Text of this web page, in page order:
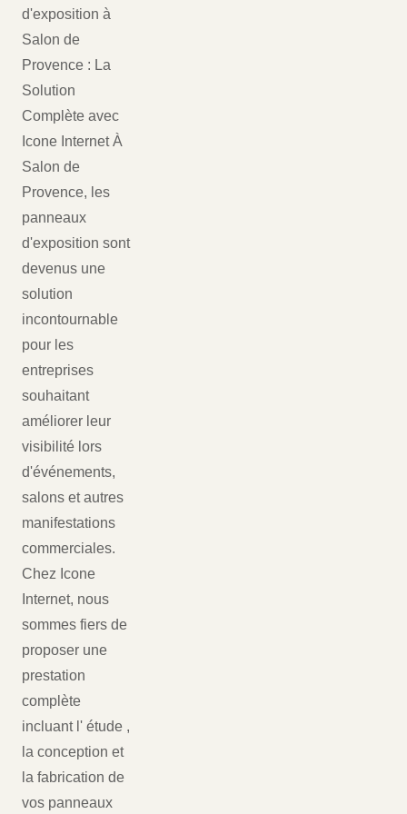
d'exposition à
Salon de
Provence : La
Solution
Complète avec
Icone Internet À
Salon de
Provence, les
panneaux
d'exposition sont
devenus une
solution
incontournable
pour les
entreprises
souhaitant
améliorer leur
visibilité lors
d'événements,
salons et autres
manifestations
commerciales.
Chez Icone
Internet, nous
sommes fiers de
proposer une
prestation
complète
incluant l' étude ,
la conception et
la fabrication de
vos panneaux